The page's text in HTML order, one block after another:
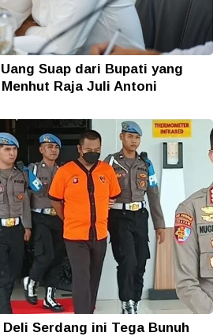
Suap dari Bupati yang
Raja Juli Antoni
Serdang ini Tega Bunuh